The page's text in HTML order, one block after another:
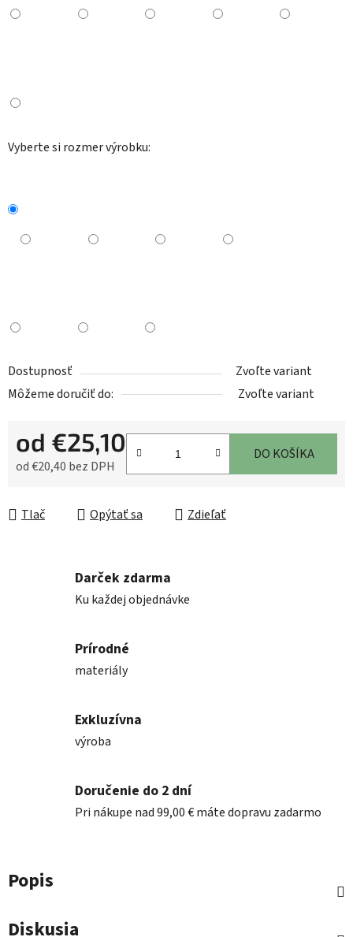
Vyberte si rozmer výrobku:
Dostupnosť
Zvoľte variant
Môžeme doručiť do:
Zvoľte variant
od €25,10
od€20,40 bez DPH
DO KOŠÍKA
Tlač Opýtať sa Zdieľať
Darček zdarma
Ku každej objednávke
Prírodné
materiály
Exkluzívna
výroba
Doručenie do 2 dní
Pri nákupe nad 99,00 € máte dopravu zadarmo
Popis
Diskusia